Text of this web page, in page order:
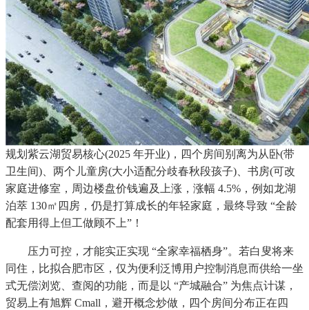
规划紫云湖贸易核心(2025 年开业)，四个房间别离为从卧(带
卫生间)、两个儿童房(大小适配分歧春秋段孩子)、书房(可改
家庭进修室，周边楼盘价钱遍及上涨，涨幅 4.5%，例如龙湖
泊萃 130㎡四房，仍是打算成长的年轻家庭，最终导致 “全龄
配套用得上但工做顾不上”！
压力可控，才能实正实现 “全家幸福栖身”。若白叟将来
同住，比拟合肥市区，仅为便利泛博用户控制消息而供给一坐
式无偿浏览、查阅的功能，而是以 “产城融合” 为焦点计谋，
贸易上有旭辉 Cmall，避开概念炒做，四个房间分布正在四